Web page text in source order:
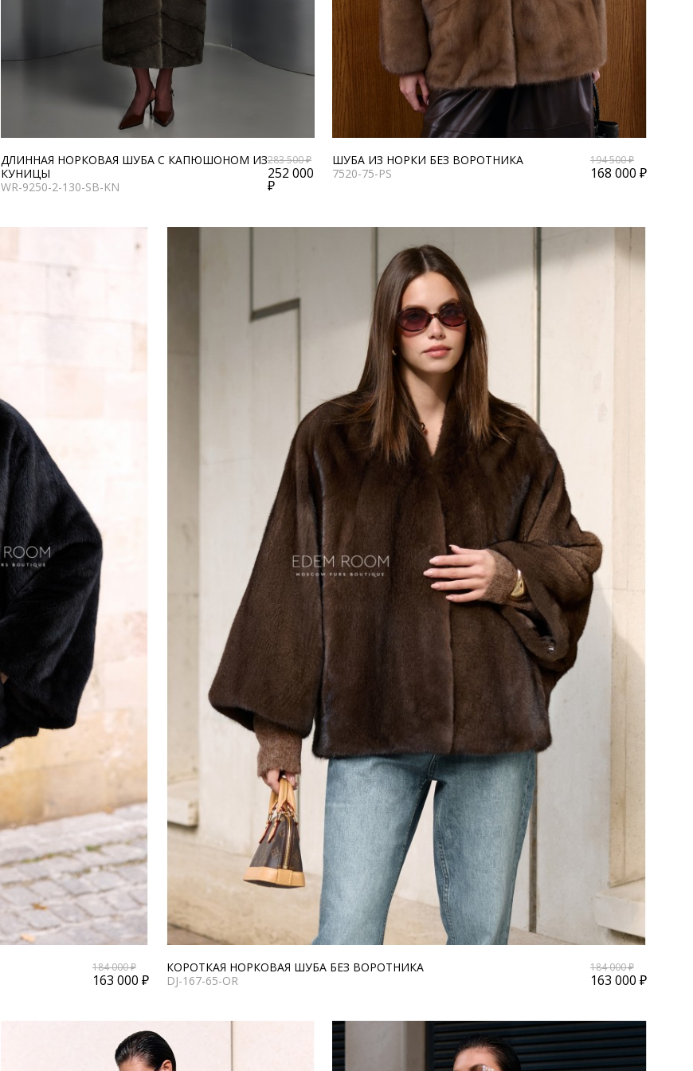
ДЛИННАЯ НОРКОВАЯ ШУБА С КАПЮШОНОМ ИЗ
КУНИЦЫ
WR-9250-2-130-SB-KN
283 500 ₽
252 000
₽
ШУБА ИЗ НОРКИ БЕЗ ВОРОТНИКА
7520-75-PS
194 500 ₽
168 000 ₽
184 000 ₽
163 000 ₽
КОРОТКАЯ НОРКОВАЯ ШУБА БЕЗ ВОРОТНИКА
DJ-167-65-OR
184 000 ₽
163 000 ₽